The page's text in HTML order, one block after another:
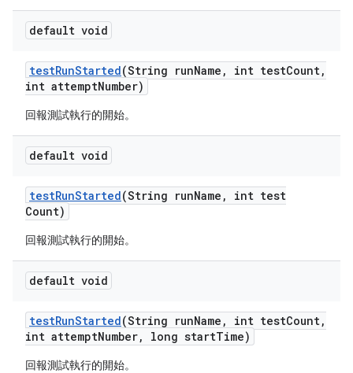
default void
testRunStarted(String runName , int testCount,
int attemptNumber)
回報測試執行的開始。
default void
testRunStarted(String runName ,
int test
Count)
回報測試執行的開始。
default void
testRunStarted(String runName , int testCount,
int attemptNumber, long startTime)
回報測試執行的開始。